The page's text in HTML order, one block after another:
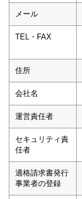
メール
TEL・FAX
住所
会社名
運営責任者
セキュリティ責
任者
適格請求書発行
事業者の登録